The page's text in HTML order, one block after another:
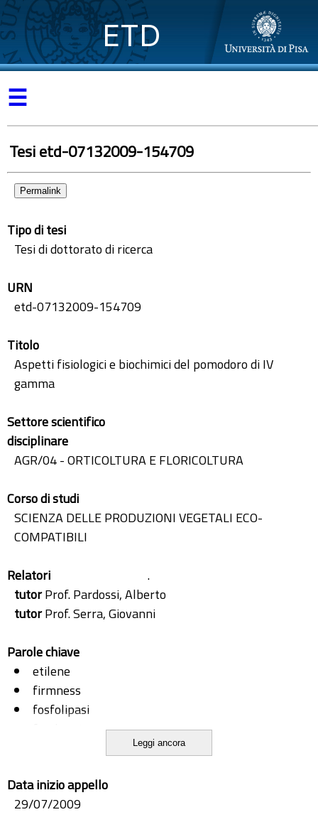
ETD
☰
Tesi etd-07132009-154709
Permalink
Tipo di tesi
Tesi di dottorato di ricerca
URN
etd-07132009-154709
Titolo
Aspetti fisiologici e biochimici del pomodoro di IV
gamma
Settore scientifico
disciplinare
AGR/04 - ORTICOLTURA E FLORICOLTURA
Corso di studi
SCIENZA DELLE PRODUZIONI VEGETALI ECO-
COMPATIBILI
Relatori
.
tutorProf. Pardossi, Alberto
tutorProf. Serra, Giovanni
Parole chiave
etilene
firmness
fosfolipasi
perdita di elettroliti
traslucidità
Leggi ancora
Data inizio appello
29/07/2009